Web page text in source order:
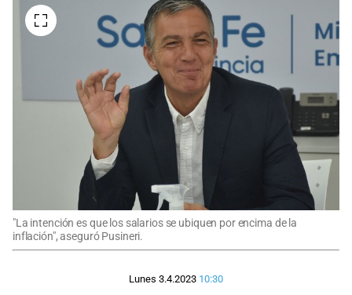
"La intención es que los salarios se ubiquen por encima de la
inflación", aseguró Pusineri.
Lunes 3.4.2023 10:30